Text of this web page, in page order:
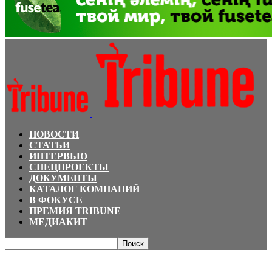
НОВОСТИ
СТАТЬИ
ИНТЕРВЬЮ
СПЕЦПРОЕКТЫ
ДОКУМЕНТЫ
КАТАЛОГ КОМПАНИЙ
В ФОКУСЕ
ПРЕМИЯ TRIBUNE
МЕДИАКИТ